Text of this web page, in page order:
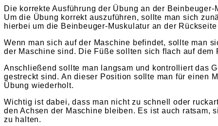
Die korrekte Ausführung der Übung an der
Um die Übung korrekt auszuführen, sollte man sich
hierbei um die Beinbeuger-Muskulatur an der
Wenn man sich auf der Maschine befindet, sollte man
der Maschine sind. Die Füße sollten sich flach auf
Anschließend sollte man langsam und kontrolliert das
gestreckt sind. An dieser Position sollte man für einen
Übung wiederholt.
Wichtig ist dabei, dass man nicht zu schnell oder
den Achsen der Maschine bleiben. Es ist auch ratsam,
zu halten.